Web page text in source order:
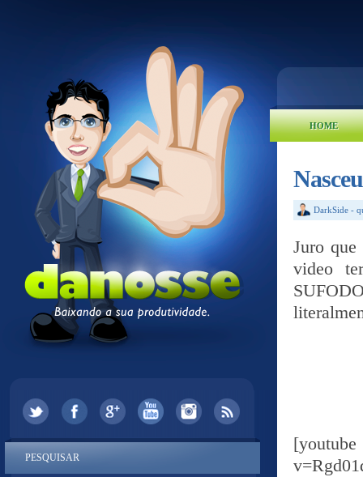
HOME
DarkSide -
Juro que
video
PESQUISAR